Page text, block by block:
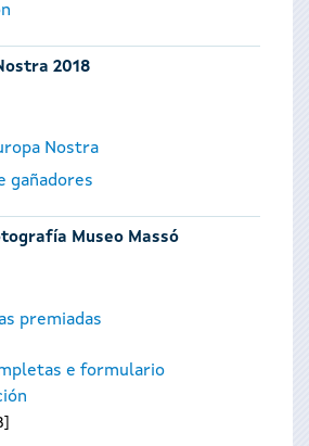
2018
Nostra
gañadores
Museo Massó
premiadas
e formulario